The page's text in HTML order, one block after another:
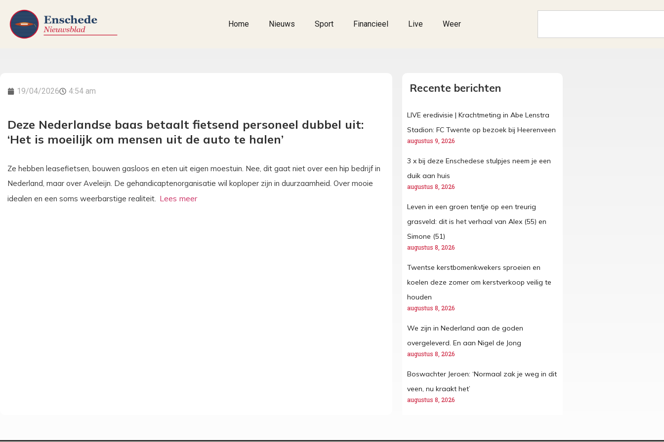
Home Nieuws Sport Financieel Live Weer
19/04/2026 4:54 am
Deze Nederlandse baas betaalt fietsend personeel dubbel uit:
‘Het is moeilijk om mensen uit de auto te halen’
Ze hebben leasefietsen, bouwen gasloos en eten uit eigen moestuin. Nee, dit gaat niet over een hip bedrijf in
Nederland, maar over Aveleijn. De gehandicaptenorganisatie wil koploper zijn in duurzaamheid. Over mooie
idealen en een soms weerbarstige realiteit.
Recente berichten
LIVE eredivisie | Krachtmeting in Abe Lenstra
Stadion: FC Twente op bezoek bij Heerenveen
augustus 9, 2026
3 x bij deze Enschedese stulpjes neem je een
duik aan huis
augustus 8, 2026
Leven in een groen tentje op een treurig
grasveld: dit is het verhaal van Alex (55) en
Simone (51)
augustus 8, 2026
Twentse kerstbomenkwekers sproeien en
koelen deze zomer om kerstverkoop veilig te
houden
augustus 8, 2026
We zijn in Nederland aan de goden
overgeleverd. En aan Nigel de Jong
augustus 8, 2026
Boswachter Jeroen: ‘Normaal zak je weg in dit
veen, nu kraakt het’
augustus 8, 2026